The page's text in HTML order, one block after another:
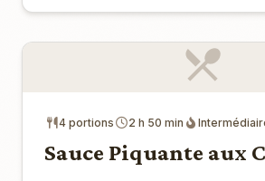
4 portions 2 h 50 min
Sauce Piquante aux